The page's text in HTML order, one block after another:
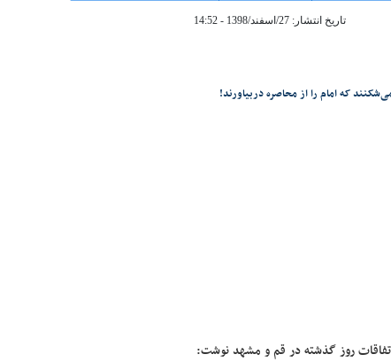
تاریخ انتشار: 27/اسفند/1398 - 14:52
که امام را از محاصره دربیاورند!
اتفاقات روز گذشته در قم و مشهد نوشت: